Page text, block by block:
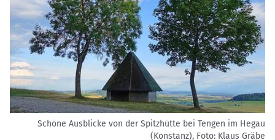
Schöne Ausblicke von der Spitzhütte bei Tengen im Hegau
(Konstanz), Foto: Klaus Gräbe